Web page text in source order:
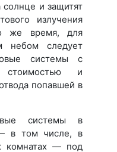
солнце и защитят
излучения
же время, для
небом следует
системы с
стоимостью и
попавшей в
системы в
в том числе, в
комнатах — под